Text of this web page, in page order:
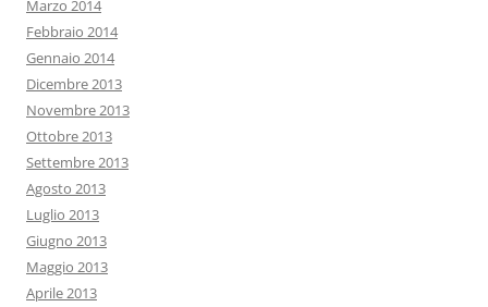
Marzo 2014
Febbraio 2014
Gennaio 2014
Dicembre 2013
Novembre 2013
Ottobre 2013
Settembre 2013
Agosto 2013
Luglio 2013
Giugno 2013
Maggio 2013
Aprile 2013